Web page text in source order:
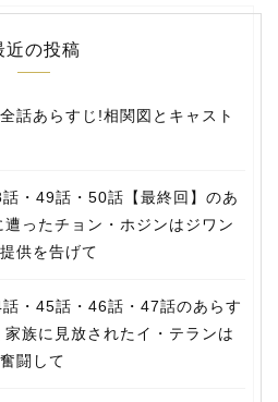
近の投稿
話あらすじ!相関図とキャスト
話・49話・50話【最終回】のあ
ったチョン・ホジンはジワン
供を告げて
話・45話・46話・47話のあらす
家族に見放されたイ・テランは
闘して